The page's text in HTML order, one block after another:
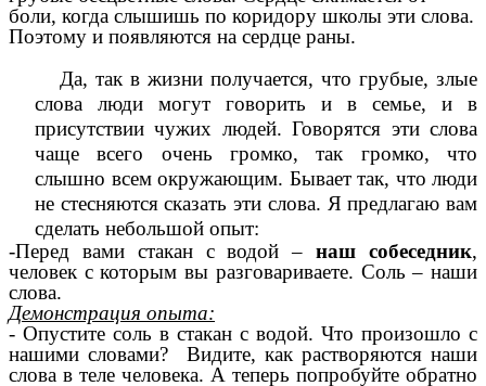
боли, когда слышишь по коридору школы эти слова.
Поэтому и появляются на сердце раны.
Да, так в жизни получается, что грубые, злые
слова люди могут говорить и в семье, и в
присутствии чужих людей. Говорятся эти слова
чаще всего очень громко, так громко, что
слышно всем окружающим. Бывает так, что люди
не стесняются сказать эти слова. Я предлагаю вам
сделать небольшой опыт:
-Перед вами стакан с водой –наш собеседник,
человек с которым вы разговариваете. Соль – наши
слова.
Демонстрация опыта:
- Опустите соль в стакан с водой. Что произошло с
нашими словами? Видите, как растворяются наши
слова в теле человека. А теперь попробуйте обратно